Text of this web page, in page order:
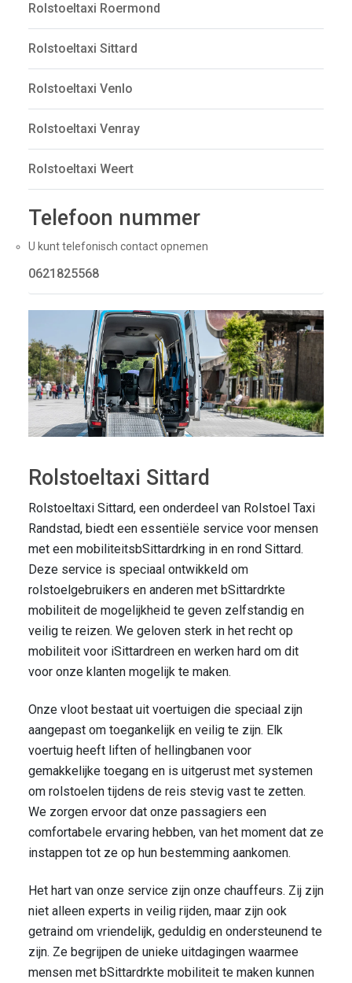
Rolstoeltaxi Roermond
Rolstoeltaxi Sittard
Rolstoeltaxi Venlo
Rolstoeltaxi Venray
Rolstoeltaxi Weert
Telefoon nummer
U kunt telefonisch contact opnemen
0621825568
Rolstoeltaxi Sittard
Rolstoeltaxi Sittard, een onderdeel van Rolstoel Taxi
Randstad, biedt een essentiële service voor mensen
met een mobiliteitsbSittardrking in en rond Sittard.
Deze service is speciaal ontwikkeld om
rolstoelgebruikers en anderen met bSittardrkte
mobiliteit de mogelijkheid te geven zelfstandig en
veilig te reizen. We geloven sterk in het recht op
mobiliteit voor iSittardreen en werken hard om dit
voor onze klanten mogelijk te maken.
Onze vloot bestaat uit voertuigen die speciaal zijn
aangepast om toegankelijk en veilig te zijn. Elk
voertuig heeft liften of hellingbanen voor
gemakkelijke toegang en is uitgerust met systemen
om rolstoelen tijdens de reis stevig vast te zetten.
We zorgen ervoor dat onze passagiers een
comfortabele ervaring hebben, van het moment dat ze
instappen tot ze op hun bestemming aankomen.
Het hart van onze service zijn onze chauffeurs. Zij zijn
niet alleen experts in veilig rijden, maar zijn ook
getraind om vriendelijk, geduldig en ondersteunend te
zijn. Ze begrijpen de unieke uitdagingen waarmee
mensen met bSittardrkte mobiliteit te maken kunnen